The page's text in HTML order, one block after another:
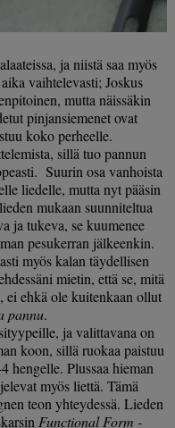
ja niistä saa myös
vaihtelevasti; Joskus
mutta näissäkin
pinjansiemenet ovat
koko perheelle.
sillä tuo pannun
Suurin osa vanhoista
liedelle, mutta nyt pääsin
mukaan suunniteltua
ja tukeva, se kuumenee
pesukerran jälkeenkin.
myös kalan täydellisen
mietin, että se, mitä
ei ehkä ole kuitenkaan ollut
pannu.
ja valittavana on
koon, sillä ruokaa paistuu
hengelle. Plussaa hieman
myös liettä. Tämä
teon yhteydessä. Lieden
Functional Form -